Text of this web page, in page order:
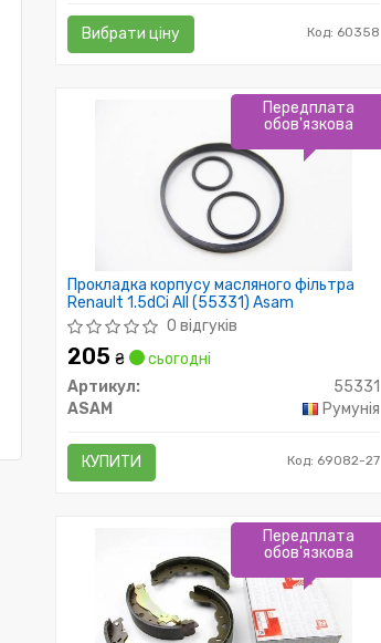
Вибрати ціну Код: 60358
Прокладка корпусу масляного фільтра
Renault 1.5dCi All (55331) Asam
0 відгуків
205 ₴
сьогодні
Артикул:
55331
ASAM
Румунія
КУПИТИ Код: 69082-27
Передплата
обов'язкова
Передплата
обов'язкова